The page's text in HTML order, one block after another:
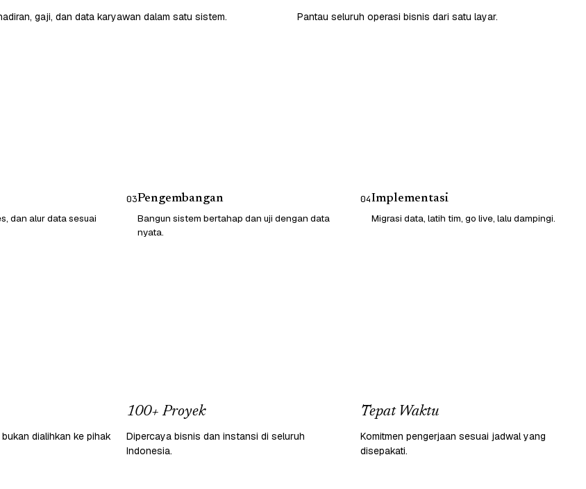
gaji, dan data karyawan dalam satu sistem. Pantau seluruh operasi bisnis dari satu layar.
dan alur data sesuai
03Pengembangan
Bangun sistem bertahap dan uji dengan data
nyata.
04Implementasi
Migrasi data, latih tim, go live, lalu dampingi.
dialihkan ke pihak
100+ Proyek
Dipercaya bisnis dan instansi di seluruh
Indonesia.
Tepat Waktu
Komitmen pengerjaan sesuai jadwal yang
disepakati.